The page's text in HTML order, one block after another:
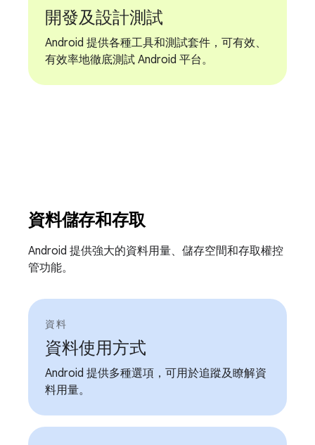
開發及設計測試
Android 提供各種工具和測試套件，可有效、
有效率地徹底測試 Android 平台。
資料儲存和存取
Android 提供強大的資料用量、儲存空間和存取權控
管功能。
資料
資料使用方式
Android 提供多種選項，可用於追蹤及瞭解資
料用量。